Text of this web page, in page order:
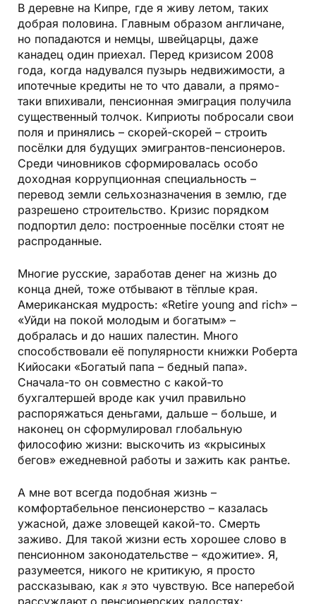
В деревне на Кипре, где я живу летом, таких
добрая половина. Главным образом англичане,
но попадаются и немцы, швейцарцы, даже
канадец один приехал. Перед кризисом 2008
года, когда надувался пузырь недвижимости, а
ипотечные кредиты не то что давали, а прямо-
таки впихивали, пенсионная эмиграция получила
существенный толчок. Киприоты побросали свои
поля и принялись – скорей-скорей – строить
посёлки для будущих эмигрантов-пенсионеров.
Среди чиновников сформировалась особо
доходная коррупционная специальность –
перевод земли сельхозназначения в землю, где
разрешено строительство. Кризис порядком
подпортил дело: построенные посёлки стоят не
распроданные.
Многие русские, заработав денег на жизнь до
конца дней, тоже отбывают в тёплые края.
Американская мудрость: «Retire young and rich» –
«Уйди на покой молодым и богатым» –
добралась и до наших палестин. Много
способствовали её популярности книжки Роберта
Кийосаки «Богатый папа – бедный папа».
Сначала-то он совместно с какой-то
бухгалтершей вроде как учил правильно
распоряжаться деньгами, дальше – больше, и
наконец он сформулировал глобальную
философию жизни: выскочить из «крысиных
бегов» ежедневной работы и зажить как рантье.
А мне вот всегда подобная жизнь –
комфортабельное пенсионерство – казалась
ужасной, даже зловещей какой-то. Смерть
заживо. Для такой жизни есть хорошее слово в
пенсионном законодательстве – «дожитие». Я,
разумеется, никого не критикую, я просто
рассказываю, какя это чув­ствую. Все наперебой